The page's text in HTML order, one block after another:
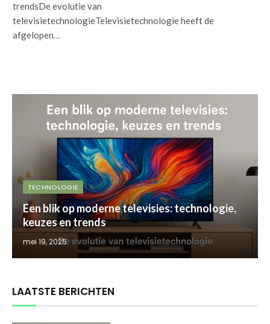
trendsDe evolutie van
televisietechnologieTelevisietechnologie heeft de
afgelopen…
TECHNOLOGIE
Een blik op moderne televisies: technologie,
keuzes en trends
mei 19, 2025
LAATSTE BERICHTEN